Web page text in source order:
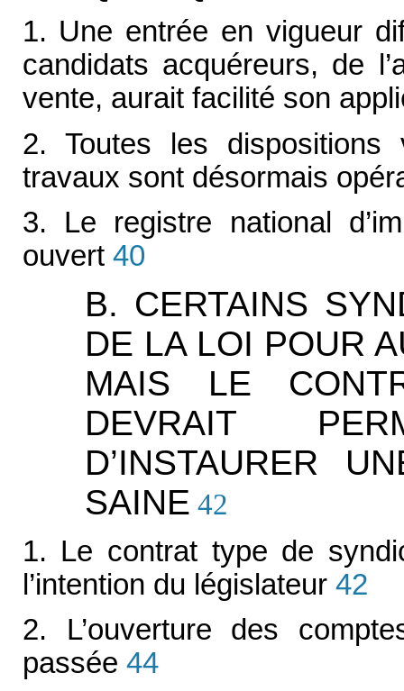
1. Une entrée en vigueur
candidats acquéreurs, de
vente, aurait facilité son
2. Toutes les
travaux sont désormais
3. Le registre national
ouvert40
B. CERTAINS
DE LA LOI POUR
MAIS LE
DEVRAIT
D’INSTAURER
SAINE 42
1. Le contrat type de
l’intention du législateur42
2. L’ouverture des
passée 44